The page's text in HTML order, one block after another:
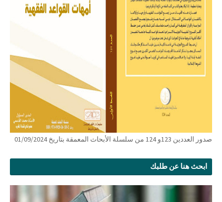
صدور العددين 123و 124 من سلسلة الأبحاث المعمقة بتاريخ 01/09/2024
ابحث هنا عن طلبك